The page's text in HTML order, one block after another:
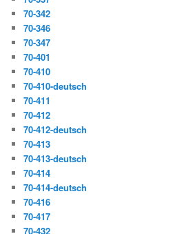
70-342
70-346
70-347
70-401
70-410
70-410-deutsch
70-411
70-412
70-412-deutsch
70-413
70-413-deutsch
70-414
70-414-deutsch
70-416
70-417
70-432